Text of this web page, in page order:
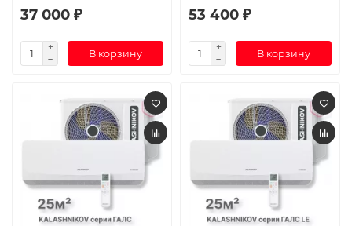
37 000 ₽
В корзину
53 400 ₽
В корзину